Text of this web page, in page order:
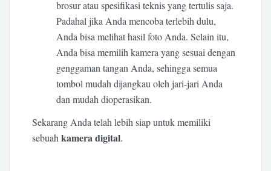
brosur atau spesifikasi teknis yang tertulis saja.
Padahal jika Anda mencoba terlebih dulu,
Anda bisa melihat hasil foto Anda. Selain itu,
Anda bisa memilih kamera yang sesuai dengan
genggaman tangan Anda, sehingga semua
tombol mudah dijangkau oleh jari-jari Anda
dan mudah dioperasikan.
Sekarang Anda telah lebih siap untuk memiliki
sebuahkamera digital.